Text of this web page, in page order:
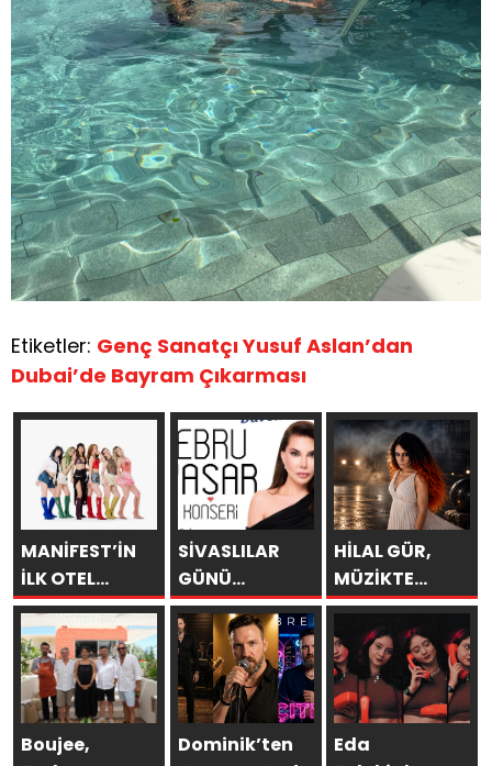
Etiketler: Genç Sanatçı Yusuf Aslan’dan
Dubai’de Bayram Çıkarması
MANİFEST’İN
İLK OTEL
KONSERİ 7
AĞUSTOS’TA
ANTALYA’DA
SİVASLILAR
GÜNÜ
KUTLAMALARINDA
EBRU YAŞAR
RÜZGARI
ESECEK!
HİLAL GÜR,
MÜZİKTE
YARAYI
Boujee,
Dominik’ten
Eda